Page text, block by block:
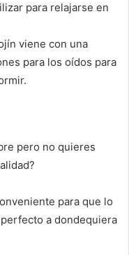
para relajarse en
viene con una
para los oídos para
pero no quieres
para que lo
a dondequiera